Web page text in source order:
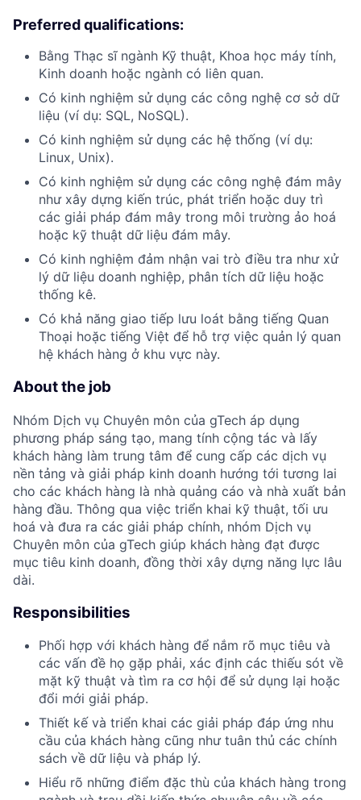
Preferred qualifications:
Bằng Thạc sĩ ngành Kỹ thuật, Khoa học máy tính,
Kinh doanh hoặc ngành có liên quan.
Có kinh nghiệm sử dụng các công nghệ cơ sở dữ
liệu (ví dụ: SQL, NoSQL).
Có kinh nghiệm sử dụng các hệ thống (ví dụ:
Linux, Unix).
Có kinh nghiệm sử dụng các công nghệ đám mây
như xây dựng kiến trúc, phát triển hoặc duy trì
các giải pháp đám mây trong môi trường ảo hoá
hoặc kỹ thuật dữ liệu đám mây.
Có kinh nghiệm đảm nhận vai trò điều tra như xử
lý dữ liệu doanh nghiệp, phân tích dữ liệu hoặc
thống kê.
Có khả năng giao tiếp lưu loát bằng tiếng Quan
Thoại hoặc tiếng Việt để hỗ trợ việc quản lý quan
hệ khách hàng ở khu vực này.
About the job
Nhóm Dịch vụ Chuyên môn của gTech áp dụng
phương pháp sáng tạo, mang tính cộng tác và lấy
khách hàng làm trung tâm để cung cấp các dịch vụ
nền tảng và giải pháp kinh doanh hướng tới tương lai
cho các khách hàng là nhà quảng cáo và nhà xuất bản
hàng đầu. Thông qua việc triển khai kỹ thuật, tối ưu
hoá và đưa ra các giải pháp chính, nhóm Dịch vụ
Chuyên môn của gTech giúp khách hàng đạt được
mục tiêu kinh doanh, đồng thời xây dựng năng lực lâu
dài.
Responsibilities
Phối hợp với khách hàng để nắm rõ mục tiêu và
các vấn đề họ gặp phải, xác định các thiếu sót về
mặt kỹ thuật và tìm ra cơ hội để sử dụng lại hoặc
đổi mới giải pháp.
Thiết kế và triển khai các giải pháp đáp ứng nhu
cầu của khách hàng cũng như tuân thủ các chính
sách về dữ liệu và pháp lý.
Hiểu rõ những điểm đặc thù của khách hàng trong